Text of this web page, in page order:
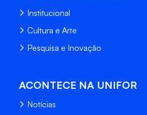
Institucional
Cultura e Arte
Pesquisa e Inovação
ACONTECE NA UNIFOR
Notícias